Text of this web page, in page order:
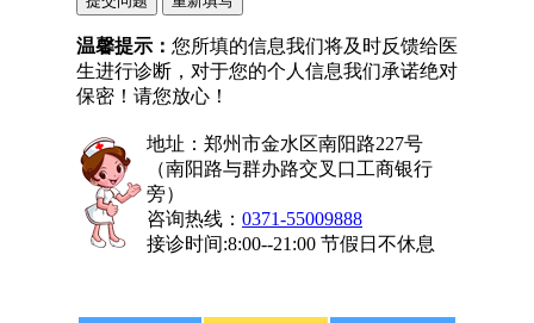
温馨提示： 您所填的信息我们将及时反馈给医
生进行诊断，对于您的个人信息我们承诺绝对
保密！请您放心！
地址：郑州市金水区南阳路227号
（南阳路与群办路交叉口工商银行
旁）
咨询热线： 0371-55009888
接诊时间:8:00--21:00 节假日不休息